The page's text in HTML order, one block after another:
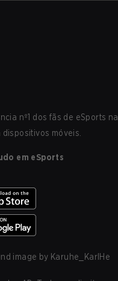
nº1 dos fãs de eSports na
dispositivos móveis.
em eSports
image by Karuhe_KarlHe